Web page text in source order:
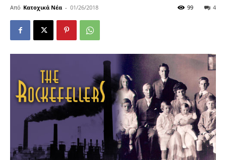
Από Κατοχικά Νέα - 01/26/2018 4
99